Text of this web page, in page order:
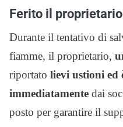
Ferito il proprietario
Durante il tentativo di
fiamme, il proprietario,
riportato lievi ustioni ed
immediatamente dai
posto per garantire il